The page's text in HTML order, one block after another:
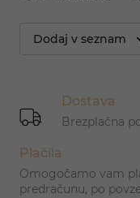
Dodaj v seznam
Dostava
Brezplačna
Plačila
Omogočamo vam
predračunu, po